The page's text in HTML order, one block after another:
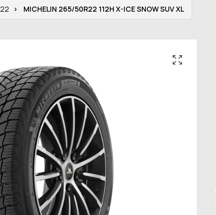
22 MICHELIN 265/50R22 112H X-ICE SNOW SUV XL